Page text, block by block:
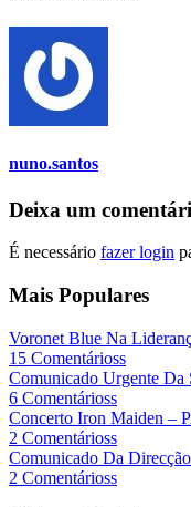
nuno.santos
Deixa um
É necessário fazer login
Mais Populares
Voronet Blue Na
15 Comentárioss
Comunicado Urgente Da
6 Comentárioss
Concerto Iron Maiden –
2 Comentárioss
Comunicado Da
2 Comentárioss